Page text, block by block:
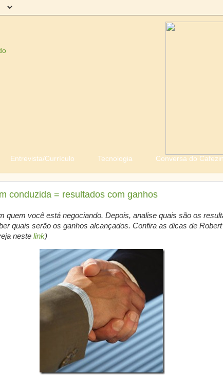
Entrevista/Currículo Tecnologia Conversa do
conduzida = resultados com ganhos
quem você está negociando. Depois, analise quais são os
quais serão os ganhos alcançados. Confira as dicas de
neste link)